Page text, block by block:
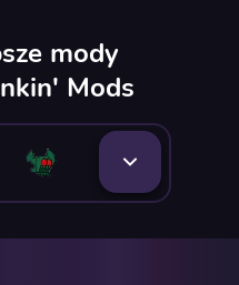
mody
Mods